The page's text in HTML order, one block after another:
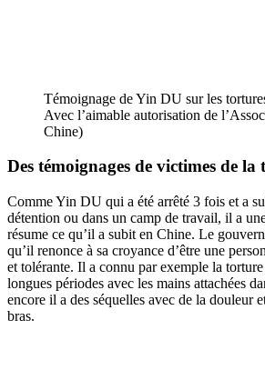
Témoignage de Yin DU sur les
Avec l’aimable autorisation de
Chine)
Des témoignages de victimes de la
Comme Yin DU qui a été arrêté 3 fois et a
détention ou dans un camp de travail, il a
résume ce qu’il a subit en Chine. Le
qu’il renonce à sa croyance d’être une
et tolérante. Il a connu par exemple la torture
longues périodes avec les mains attachées
encore il a des séquelles avec de la douleur
bras.